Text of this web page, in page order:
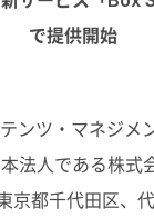
で提供開始
ンツ・マネジメ
法人である株式
京都千代田区、